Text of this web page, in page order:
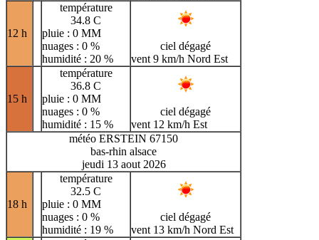
12 h
température
34.8 C
pluie : 0 MM
nuages : 0 %
humidité : 20 %
ciel dégagé
vent 9 km/h Nord Est
15 h
température
36.8 C
pluie : 0 MM
nuages : 0 %
humidité : 15 %
ciel dégagé
vent 12 km/h Est
météo ERSTEIN 67150
bas-rhin alsace
jeudi 13 aout 2026
18 h
température
32.5 C
pluie : 0 MM
nuages : 0 %
humidité : 19 %
ciel dégagé
vent 13 km/h Nord Est